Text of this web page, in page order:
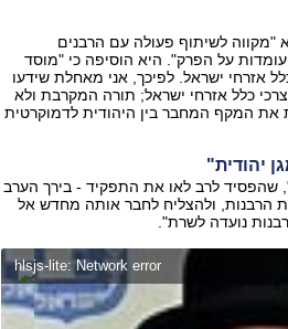
"מקווה לשיתוף פעולה עם הרבנים
על הפרק". היא הוסיפה כי "מוסד
אזרחי ישראל. לפיכך, אני מאחלת שידעו
כלל אזרחי ישראל; תורה המקרבת ולא
המקף המחבר בין היהודית לדמוקרטית
יהודית"
שהפסיד לרב לאו את התפקיד - בירך הערב
הרבנות, ולהצליח לחבר אותה מחדש אל
נועדה לשרת".
hlsjs-lite: Network error